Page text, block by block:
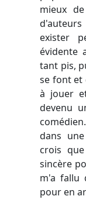
mieux
exister
évidente
tant pis,
se font et
à jouer
devenu
dans
crois
sincère
m'a fallu
pour en